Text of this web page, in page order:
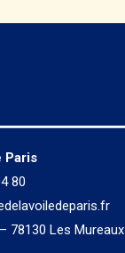
Paris
80
78130 Les Mureaux